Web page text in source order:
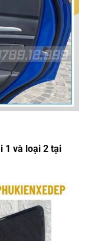
1 và loại 2 tại